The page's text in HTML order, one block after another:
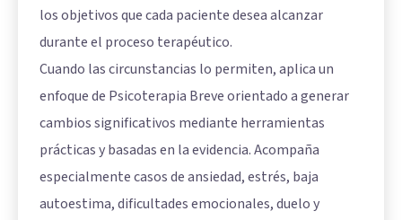
los objetivos que cada paciente desea alcanzar
durante el proceso terapéutico.
Cuando las circunstancias lo permiten, aplica un
enfoque de Psicoterapia Breve orientado a generar
cambios significativos mediante herramientas
prácticas y basadas en la evidencia. Acompaña
especialmente casos de ansiedad, estrés, baja
autoestima, dificultades emocionales, duelo y